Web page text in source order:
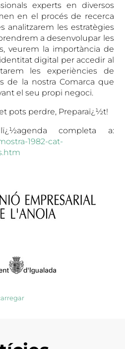
experts en diversos
en el procés de recerca
analitzarem les estratègies
a desenvolupar les
veurem la importància de
digital per accedir al
les experiències de
de la nostra Comarca que
el seu propi negoci.
pots perdre, Preparaï¿½t!
completa a:
1982-cat-